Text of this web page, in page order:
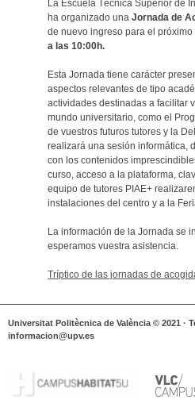
La Escuela Técnica Superior de
ha organizado una Jornada de
de nuevo ingreso para el próximo
a las 10:00h.
Esta Jornada tiene carácter
aspectos relevantes de tipo
actividades destinadas a facilitar
mundo universitario, como el
de vuestros futuros tutores y la
realizará una sesión informática,
con los contenidos
curso, acceso a la plataforma,
equipo de tutores PIAE+
instalaciones del centro y a la
La información de la Jornada se
esperamos vuestra asistencia.
Tríptico de las jornadas de
Universitat Politècnica de València © 2021 ·
informacion@upv.es